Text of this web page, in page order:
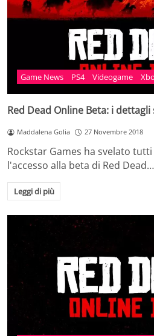
Game News PS4 Videogame
Red Dead Online Beta: i dettagli
Maddalena Golia 27 Novembre 2018
Rockstar Games ha svelato
l'accesso alla beta di Red Dead…
Leggi di più